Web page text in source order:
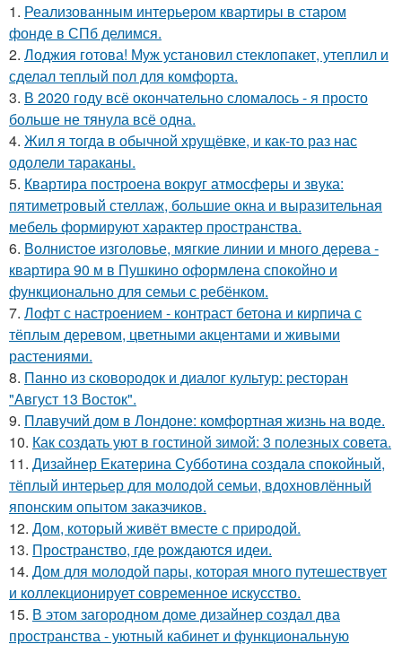
1. Реализованным интерьером квартиры в старом
фонде в СПб делимся.
2. Лоджия готова! Муж установил стеклопакет, утеплил и
сделал теплый пол для комфорта.
3. В 2020 году всё окончательно сломалось - я просто
больше не тянула всё одна.
4. Жил я тогда в обычной хрущёвке, и как-то раз нас
одолели тараканы.
5. Квартира построена вокруг атмосферы и звука:
пятиметровый стеллаж, большие окна и выразительная
мебель формируют характер пространства.
6. Волнистое изголовье, мягкие линии и много дерева -
квартира 90 м в Пушкино оформлена спокойно и
функционально для семьи с ребёнком.
7. Лофт с настроением - контраст бетона и кирпича с
тёплым деревом, цветными акцентами и живыми
растениями.
8. Панно из сковородок и диалог культур: ресторан
"Август 13 Восток".
9. Плавучий дом в Лондоне: комфортная жизнь на воде.
10. Как создать уют в гостиной зимой: 3 полезных совета.
11. Дизайнер Екатерина Субботина создала спокойный,
тёплый интерьер для молодой семьи, вдохновлённый
японским опытом заказчиков.
12. Дом, который живёт вместе с природой.
13. Пространство, где рождаются идеи.
14. Дом для молодой пары, которая много путешествует
и коллекционирует современное искусство.
15. В этом загородном доме дизайнер создал два
пространства - уютный кабинет и функциональную